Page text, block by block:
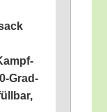
Grad-